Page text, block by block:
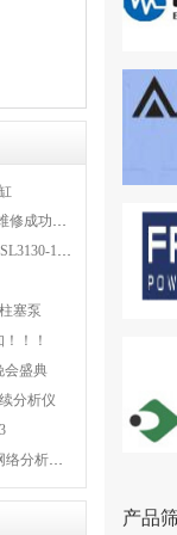
CHINO 显示屏 LT370维修成功案例
SIENENS变频器型号6SL3130-1TE24-0AA0维修案例
塞泵
！！
会盛典
分析仪
维修AEA Technology 网络分析仪 6015-1010
产品